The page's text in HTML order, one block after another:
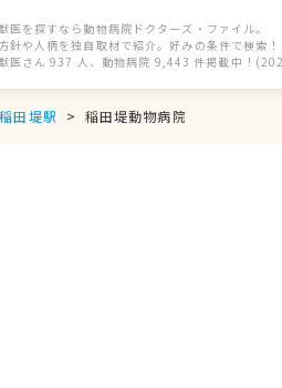
医を探すなら動物病院ドクターズ・ファイル。
針や人柄を独自取材で紹介。好みの条件で検索！
医さん 937 人、動物病院 9,443 件掲載中！
稲田堤駅 稲田堤動物病院